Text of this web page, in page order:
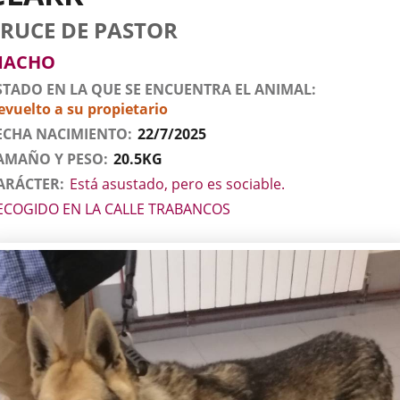
DE PASTOR
EN LA QUE SE ENCUENTRA EL ANIMAL
a su propietario
NACIMIENTO 22/7/2025
Y PESO 20.5KG
Está asustado, pero es sociable.
EN LA CALLE TRABANCOS